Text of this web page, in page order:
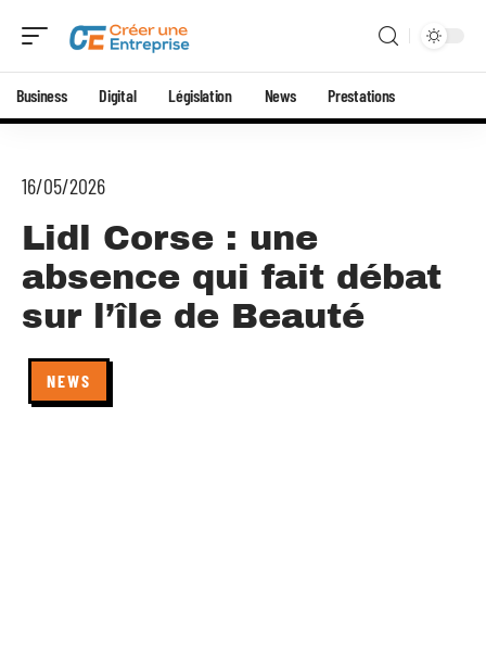
Business Digital Législation News Prestations
16/05/2026
Lidl Corse : une
absence qui fait débat
sur l’île de Beauté
NEWS